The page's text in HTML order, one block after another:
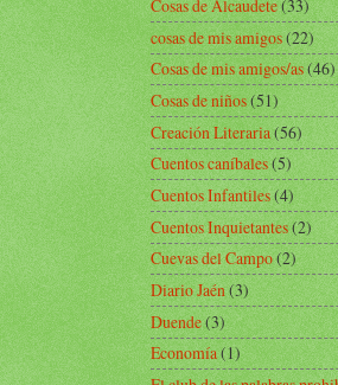
Cosas de Alcaudete(33)
cosas de mis amigos(22)
Cosas de mis amigos/as(46)
Cosas de niños(51)
Creación Literaria(56)
Cuentos caníbales(5)
Cuentos Infantiles(4)
Cuentos Inquietantes(2)
Cuevas del Campo(2)
Diario Jaén(3)
Duende(3)
Economía(1)